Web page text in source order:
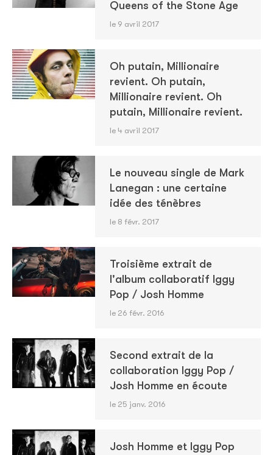
Queens of the Stone Age
le 9 avril 2017
Oh putain, Millionaire
revient. Oh putain,
Millionaire revient. Oh
putain, Millionaire revient.
le 4 avril 2017
Le nouveau single de Mark
Lanegan : une certaine
idée des ténèbres
le 8 févr. 2017
Troisième extrait de
l'album collaboratif Iggy
Pop / Josh Homme
le 26 févr. 2016
Second extrait de la
collaboration Iggy Pop /
Josh Homme en écoute
le 25 janv. 2016
Josh Homme et Iggy Pop